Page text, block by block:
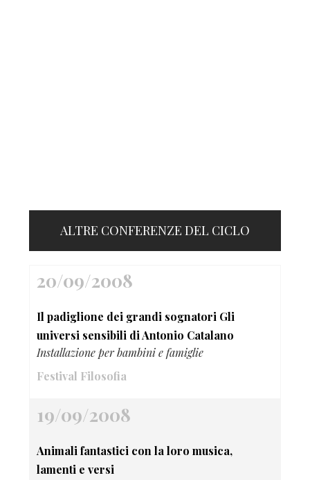
ALTRE CONFERENZE DEL CICLO
20/09/2008
Il padiglione dei grandi sognatori Gli
universi sensibili di Antonio Catalano
Installazione per bambini e famiglie
Festival Filosofia
19/09/2008
Animali fantastici con la loro musica,
lamenti e versi